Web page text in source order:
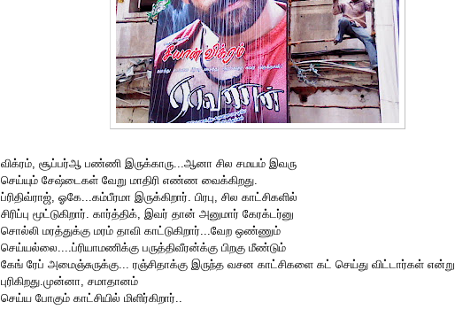
விக்ரம், சூப்பர்ஆ பண்ணி இருக்காரு...ஆனா சில சமயம் இவரு
செய்யும் சேஷ்டைகள் வேறு மாதிரி எண்ண வைக்கிறது.
ப்ரிதிவ்ராஜ், ஓகே...கம்பீரமா இருக்கிறார். பிரபு, சில காட்சிகளில்
சிரிப்பு மூட்டுகிறார். கார்த்திக், இவர் தான் அனுமார் கேரக்டர்னு
சொல்லி மரத்துக்கு மரம் தாவி காட்டுகிறார்...வேற ஒண்ணும்
செய்யல்லை....ப்ரியாமணிக்கு பருத்திவீரன்க்கு பிறகு மீண்டும்
கேங் ரேப் அமைஞ்சுருக்கு... ரஞ்சிதாக்கு இருந்த வசன காட்சிகளை கட் செய்து விட்டார்கள் என்று
புரிகிறது.முன்னா, சமாதானம்
செய்ய போகும் காட்சியில் மிளிர்கிறார்..